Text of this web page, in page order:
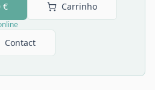
€ Carrinho
Contact